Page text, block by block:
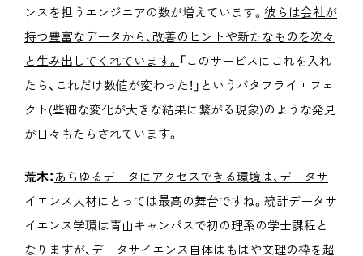
ンスを担うエンジニアの数が増えています。 彼らは会社が
持つ豊富なデータから、改善のヒントや新たなものを次々
と生み出してくれています。 「このサービスにこれを入れ
たら、これだけ数値が変わった！」というバタフライエフェ
クト(些細な変化が大きな結果に繋がる現象)のような発見
が日々もたらされています。
荒木：あらゆるデータにアクセスできる環境は、データサ
イエンス人材にとっては最高の舞台ですね。統計データサ
イエンス学環は青山キャンパスで初の理系の学士課程と
なりますが、データサイエンス自体はもはや文理の枠を超